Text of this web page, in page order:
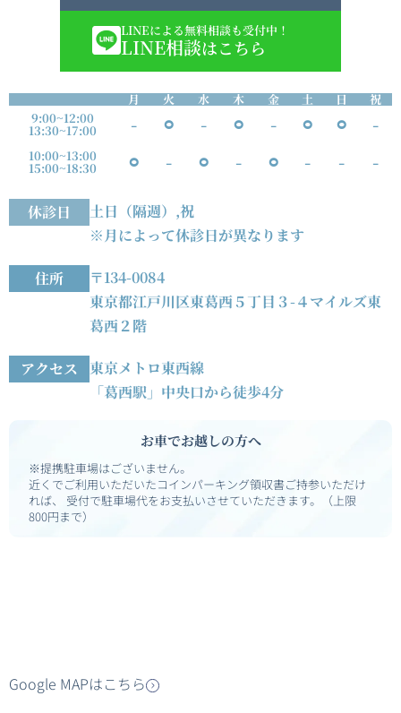
LINEによる無料相談も受付中！
LINE相談はこちら
月 火 水 木 金 土 日
祝
9:00~12:00
13:30~17:00 - ⚪︎ - ⚪︎ - ⚪︎ ⚪︎ -
10:00~13:00
15:00~18:30 ⚪︎ - ⚪︎ - ⚪︎ - - -
休診日
土日（隔週）,祝
※月によって休診日が異なります
住所
〒134-0084
東京都江戸川区東葛西５丁目３-４マイルズ東
葛西２階
アクセス
東京メトロ東西線
「葛西駅」中央口から徒歩4分
お車でお越しの方へ
※提携駐車場はございません。
近くでご利用いただいたコインパーキング領収書ご持参いただけ
れば、 受付で駐車場代をお支払いさせていただきます。（上限
800円まで）
Google MAPはこちら